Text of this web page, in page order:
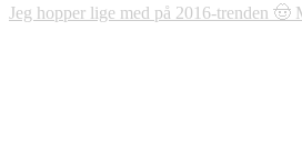
Jeg hopper lige med på 2016-trenden 🤠